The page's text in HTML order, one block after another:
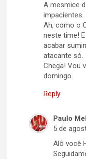
A mesmice
impacientes.
Ah, como o
neste time!
acabar
atacante só.
Chega! Vou
domingo.
Reply
Paulo
5 de
Alô você